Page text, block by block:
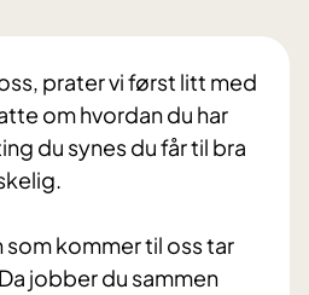
prater vi først litt med
om hvordan du har
du synes du får til bra
som kommer til oss tar
jobber du sammen